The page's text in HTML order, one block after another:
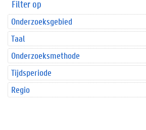
Filter op
Onderzoeksgebied
Taal
Onderzoeksmethode
Tijdsperiode
Regio